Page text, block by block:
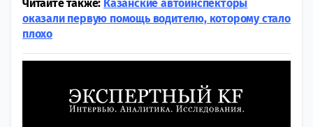
Читайте также: Казанские автоинспекторы
оказали первую помощь водителю, которому стало
плохо